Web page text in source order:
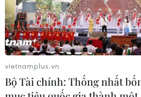
vietnamplus.vn
Bộ Tài chính: Thống nhất